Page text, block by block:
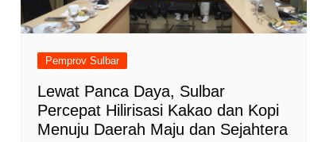
Pemprov Sulbar
Lewat Panca Daya, Sulbar
Percepat Hilirisasi Kakao dan Kopi
Menuju Daerah Maju dan Sejahtera